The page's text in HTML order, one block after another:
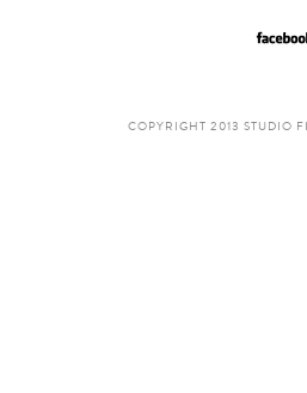
COPYRIGHT 2013 STUDIO